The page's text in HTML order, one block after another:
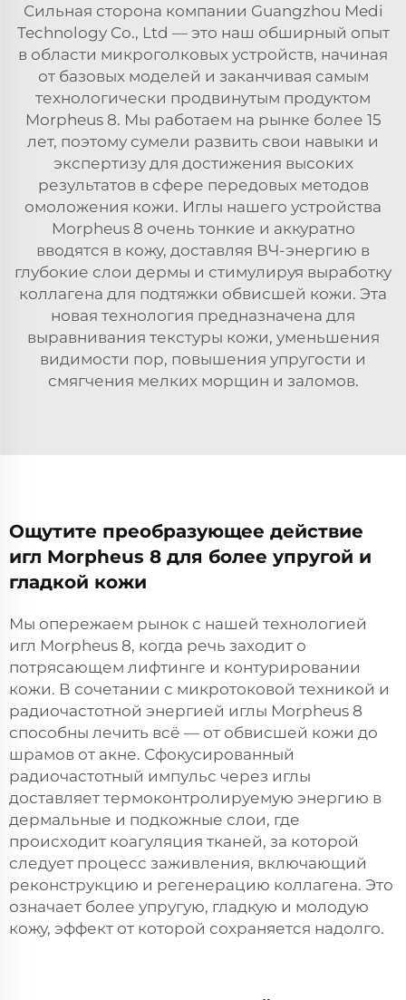
Сильная сторона компании Guangzhou Medi
Technology Co., Ltd — это наш обширный опыт
в области микроголковых устройств, начиная
от базовых моделей и заканчивая самым
технологически продвинутым продуктом
Morpheus 8. Мы работаем на рынке более 15
лет, поэтому сумели развить свои навыки и
экспертизу для достижения высоких
результатов в сфере передовых методов
омоложения кожи. Иглы нашего устройства
Morpheus 8 очень тонкие и аккуратно
вводятся в кожу, доставляя ВЧ-энергию в
глубокие слои дермы и стимулируя выработку
коллагена для подтяжки обвисшей кожи. Эта
новая технология предназначена для
выравнивания текстуры кожи, уменьшения
видимости пор, повышения упругости и
смягчения мелких морщин и заломов.
Ощутите преобразующее действие
игл Morpheus 8 для более упругой и
гладкой кожи
Мы опережаем рынок с нашей технологией
игл Morpheus 8, когда речь заходит о
потрясающем лифтинге и контурировании
кожи. В сочетании с микротоковой техникой и
радиочастотной энергией иглы Morpheus 8
способны лечить всё — от обвисшей кожи до
шрамов от акне. Сфокусированный
радиочастотный импульс через иглы
доставляет термоконтролируемую энергию в
дермальные и подкожные слои, где
происходит коагуляция тканей, за которой
следует процесс заживления, включающий
реконструкцию и регенерацию коллагена. Это
означает более упругую, гладкую и молодую
кожу, эффект от которой сохраняется надолго.